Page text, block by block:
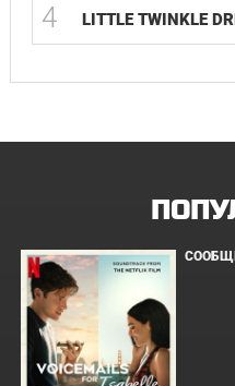
4 LITTLE TWINKLE